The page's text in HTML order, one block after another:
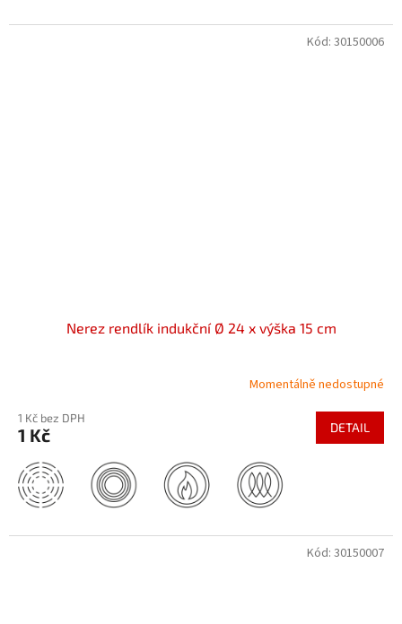
Nerez rendlík indukční Ø 24 x výška 15 cm
Momentálně nedostupné
1 Kč bez DPH
1 Kč DETAIL
Kód: 30150006
Kód: 30150007